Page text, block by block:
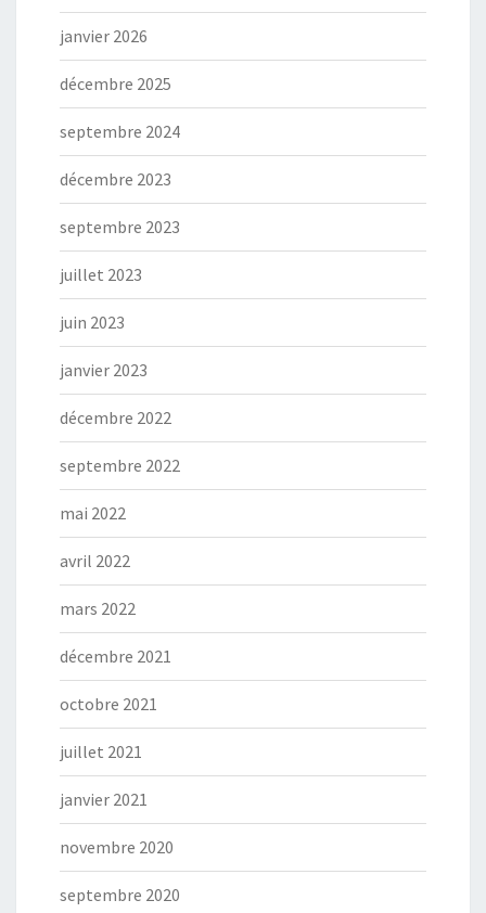
janvier 2026
décembre 2025
septembre 2024
décembre 2023
septembre 2023
juillet 2023
juin 2023
janvier 2023
décembre 2022
septembre 2022
mai 2022
avril 2022
mars 2022
décembre 2021
octobre 2021
juillet 2021
janvier 2021
novembre 2020
septembre 2020